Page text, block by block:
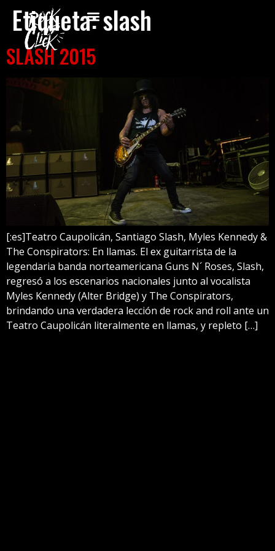
Etiqueta:slash
SLASH 2015
[:es]Teatro Caupolicán, Santiago Slash, Myles Kennedy &
The Conspirators: En llamas. El ex guitarrista de la
legendaria banda norteamericana Guns N´ Roses, Slash,
regresó a los escenarios nacionales junto al vocalista
Myles Kennedy (Alter Bridge) y The Conspirators,
brindando una verdadera lección de rock and roll ante un
Teatro Caupolicán literalmente en llamas, y repleto […]